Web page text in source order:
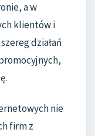
a w
klientów i
działań
nie
firm z